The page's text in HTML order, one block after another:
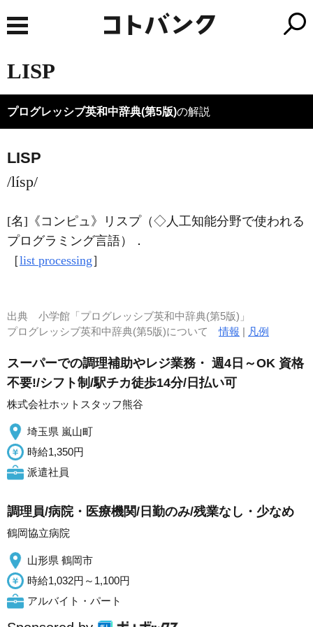
LISP
プログレッシブ英和中辞典(第5版)の解説
LISP
/lísp/
[名] 《コンピュ》
リスプ（◇人工知能分野で使われる
プログラミング言語）
．
［list processing］
出典 小学館「プログレッシブ英和中辞典(第5版)」
プログレッシブ英和中辞典(第5版)について情報 | 凡例
スーパーでの調理補助やレジ業務・ 週4日～OK 資格
不要!/シフト制/駅チカ徒歩14分/日払い可
株式会社ホットスタッフ熊谷
埼玉県 嵐山町
時給1,350円
派遣社員
調理員/病院・医療機関/日勤のみ/残業なし・少なめ
鶴岡協立病院
山形県 鶴岡市
時給1,032円～1,100円
アルバイト・パート